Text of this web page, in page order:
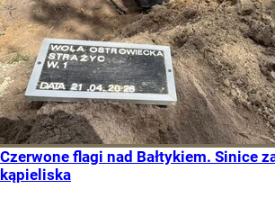
Czerwone flagi nad Bałtykiem. Sinice
kąpieliska